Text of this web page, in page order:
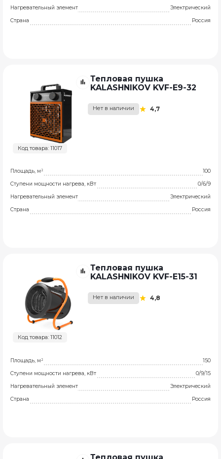
Нагревательный элемент
Электрический
Страна
Россия
Код товара: 11017
Тепловая пушка
KALASHNIKOV KVF-E9-32
Нет в наличии 4,7
Площадь, м²
100
Ступени мощности нагрева, кВт
0/6/9
Нагревательный элемент
Электрический
Страна
Россия
Код товара: 11012
Тепловая пушка
KALASHNIKOV KVF-E15-31
Нет в наличии 4,8
Площадь, м²
150
Ступени мощности нагрева, кВт
0/9/15
Нагревательный элемент
Электрический
Страна
Россия
Тепловая пушка